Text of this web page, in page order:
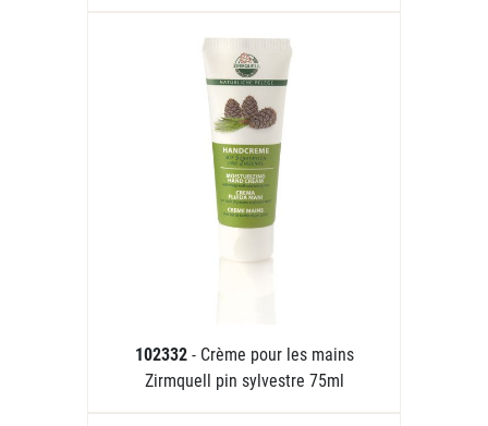
102332 - Crème pour les mains
Zirmquell pin sylvestre 75ml